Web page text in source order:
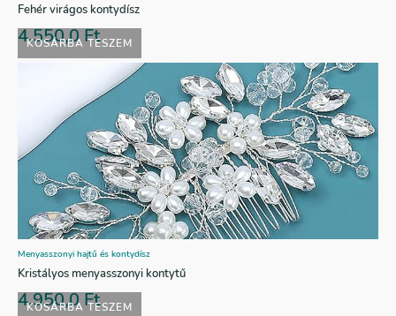
KOSÁRBA TESZEM
Fehér virágos kontydísz
4.550,0Ft
KOSÁRBA TESZEM
Menyasszonyi hajtű és kontydísz
Kristályos menyasszonyi kontytű
4.950,0Ft